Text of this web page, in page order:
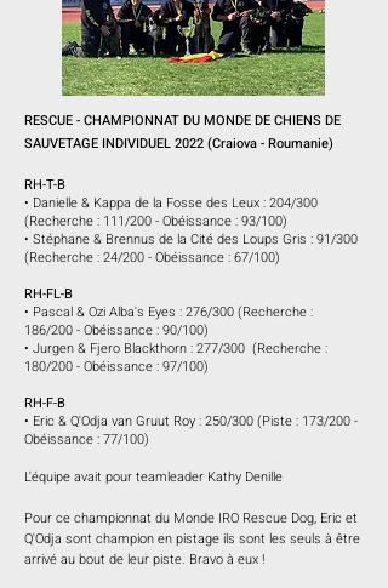
RESCUE - CHAMPIONNAT DU MONDE DE CHIENS DE
SAUVETAGE INDIVIDUEL 2022(Craiova - Roumanie)
RH-T-B
• Danielle & Kappa de la Fosse des Leux : 204/300
(Recherche : 111/200 - Obéissance : 93/100)
• Stéphane & Brennus de la Cité des Loups Gris : 91/300
(Recherche : 24/200 - Obéissance : 67/100)
RH-FL-B
• Pascal & Ozi Alba's Eyes : 276/300 (Recherche :
186/200 - Obéissance : 90/100)
• Jurgen & Fjero Blackthorn : 277/300 (Recherche :
180/200 - Obéissance : 97/100)
RH-F-B
• Eric & Q'Odja van Gruut Roy : 250/300 (Piste : 173/200 -
Obéissance : 77/100)
L'équipe avait pour teamleader Kathy Denille
Pour ce championnat du Monde IRO Rescue Dog, Eric et
Q'Odja sont champion en pistage ils sont les seuls à être
arrivé au bout de leur piste. Bravo à eux !